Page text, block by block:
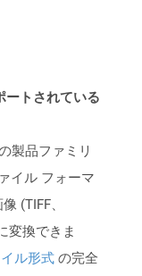
ートされている
製品ファミリ
イル フォーマ
(TIFF、
変換できま
ル形式 の完全